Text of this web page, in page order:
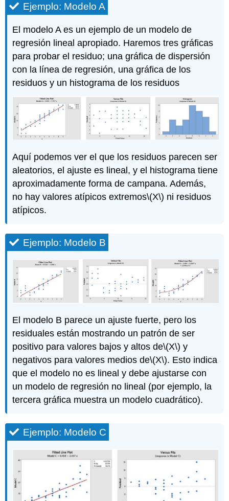
Ejemplo: Modelo A
El modelo A es un ejemplo de un modelo de
regresión lineal apropiado. Haremos tres gráficas
para probar el residuo; una gráfica de dispersión
con la línea de regresión, una gráfica de los
residuos y un histograma de los residuos
Aquí podemos ver el que los residuos parecen ser
aleatorios, el ajuste es lineal, y el histograma tiene
aproximadamente forma de campana. Además,
no hay valores atípicos extremos\(X\) ni residuos
atípicos.
Ejemplo: Modelo B
El modelo B parece un ajuste fuerte, pero los
residuales están mostrando un patrón de ser
positivo para valores bajos y altos de\(X\) y
negativos para valores medios de\(X\). Esto indica
que el modelo no es lineal y debe ajustarse con
un modelo de regresión no lineal (por ejemplo, la
tercera gráfica muestra un modelo cuadrático).
Ejemplo: Modelo C